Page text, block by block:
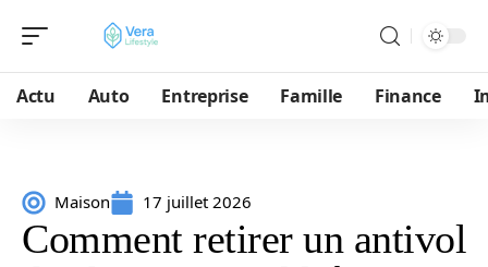
Actu Auto Entreprise Famille Finance
Maison 17 juillet 2026
Comment retirer un antivol